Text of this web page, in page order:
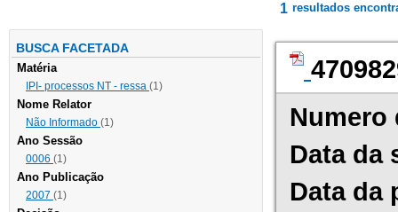
BUSCA FACETADA
Matéria
IPI- processos NT - ressa (1)
Nome Relator
Não Informado (1)
Ano Sessão
0006 (1)
Ano Publicação
2007 (1)
1 resultados
Numero
Data da
Data da